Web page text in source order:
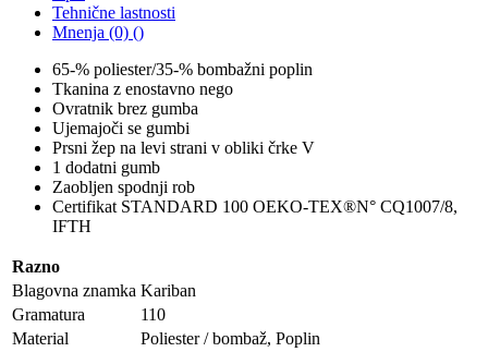
Tehnične lastnosti
Mnenja (0) ()
65-% poliester/35-% bombažni poplin
Tkanina z enostavno nego
Ovratnik brez gumba
Ujemajoči se gumbi
Prsni žep na levi strani v obliki črke V
1 dodatni gumb
Zaobljen spodnji rob
Certifikat STANDARD 100 OEKO-TEX®N° CQ1007/8,
IFTH
Razno
Blagovna znamka Kariban
Gramatura
110
Material
Poliester / bombaž, Poplin